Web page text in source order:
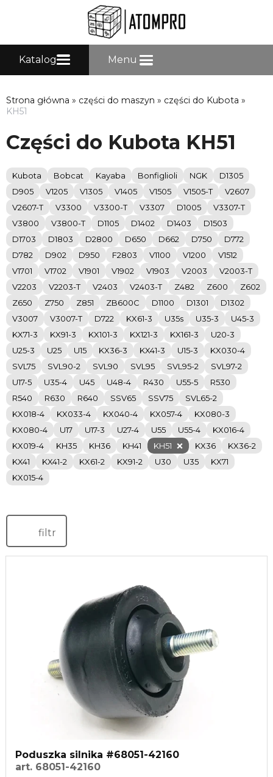
Katalog Menu
Strona główna » części do maszyn » części do Kubota »
KH51
Części do Kubota KH51
Kubota Bobcat Kayaba Bonfiglioli NGK
D1305
D905
V1205 V1305 V1405 V1505 V1505-T
V2607
V2607-T
V3300 V3300-T V3307 D1005
V3307-T
V3800
V3800-T D1105 D1402 D1403
D1503
D1703
D1803 D2800 D650 D662 D750
D772
D782
D902 D950 F2803 V1100 V1200
V1512
V1701
V1702 V1901 V1902 V1903 V2003
V2003-T
V2203
V2203-T V2403 V2403-T Z482 Z600
Z602
Z650
Z750 Z851 ZB600C D1100 D1301
D1302
V3007
V3007-T D722 KX61-3 U35s U35-3
U45-3
KX71-3
KX91-3 KX101-3 KX121-3 KX161-3
U20-3
U25-3
U25 U15 KX36-3 KX41-3 U15-3
KX030-4
SVL75
SVL90-2 SVL90 SVL95 SVL95-2
SVL97-2
U17-5
U35-4 U45 U48-4 R430 U55-5
R530
R540
R630 R640 SSV65 SSV75
SVL65-2
KX018-4
KX033-4 KX040-4 KX057-4
KX080-3
KX080-4
U17 U17-3 U27-4 U55 U55-4
KX016-4
KX019-4
KH35 KH36 KH41 KH51 KX36
KX36-2
KX41
KX41-2 KX61-2 KX91-2 U30 U35
KX71
KX015-4
filtr
Poduszka silnika #68051-42160
art. 68051-42160